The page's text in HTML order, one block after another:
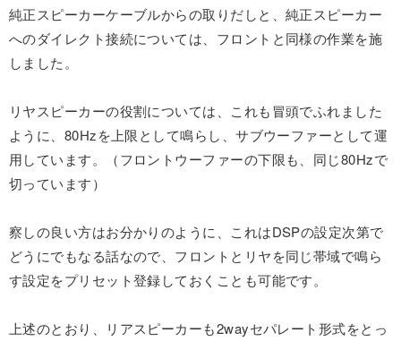
純正スピーカーケーブルからの取りだしと、純正スピーカー
へのダイレクト接続については、フロントと同様の作業を施
しました。
リヤスピーカーの役割については、これも冒頭でふれました
ように、80Hzを上限として鳴らし、サブウーファーとして運
用しています。（フロントウーファーの下限も、同じ80Hzで
切っています）
察しの良い方はお分かりのように、これはDSPの設定次第で
どうにでもなる話なので、フロントとリヤを同じ帯域で鳴ら
す設定をプリセット登録しておくことも可能です。
上述のとおり、リアスピーカーも2wayセパレート形式をとっ